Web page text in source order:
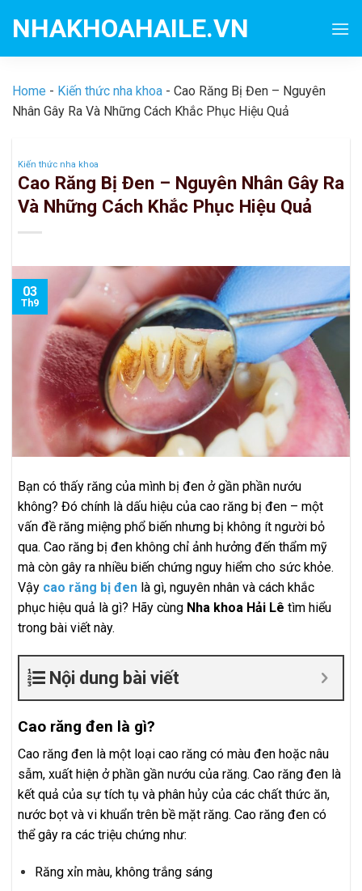
NHAKHOAHAILE.VN
Home - Kiến thức nha khoa - Cao Răng Bị Đen – Nguyên
Nhân Gây Ra Và Những Cách Khắc Phục Hiệu Quả
Kiến thức nha khoa
Cao Răng Bị Đen – Nguyên Nhân Gây Ra
Và Những Cách Khắc Phục Hiệu Quả
03
Th9
Bạn có thấy răng của mình bị đen ở gần phần nướu
không? Đó chính là dấu hiệu của cao răng bị đen – một
vấn đề răng miệng phổ biến nhưng bị không ít người bỏ
qua. Cao răng bị đen không chỉ ảnh hưởng đến thẩm mỹ
mà còn gây ra nhiều biến chứng nguy hiểm cho sức khỏe.
Vậy cao răng bị đen là gì, nguyên nhân và cách khắc
phục hiệu quả là gì? Hãy cùng Nha khoa Hải Lê tìm hiểu
trong bài viết này.
Nội dung bài viết
Cao răng đen là gì?
Cao răng đen là một loại cao răng có màu đen hoặc nâu
sẫm, xuất hiện ở phần gần nướu của răng. Cao răng đen là
kết quả của sự tích tụ và phân hủy của các chất thức ăn,
nước bọt và vi khuẩn trên bề mặt răng. Cao răng đen có
thể gây ra các triệu chứng như:
Răng xỉn màu, không trắng sáng